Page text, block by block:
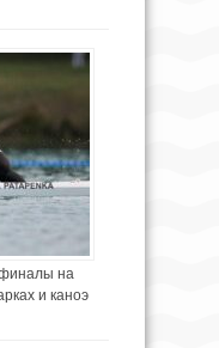
на
и каноэ